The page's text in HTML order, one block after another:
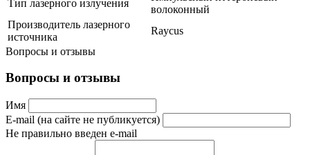
Тип лазерного излучения
волоконный
Производитель лазерного
источника
Raycus
Вопросы и отзывы
Вопросы и отзывы
Имя
E-mail (на сайте не публикуется)
Не правильно введен e-mail